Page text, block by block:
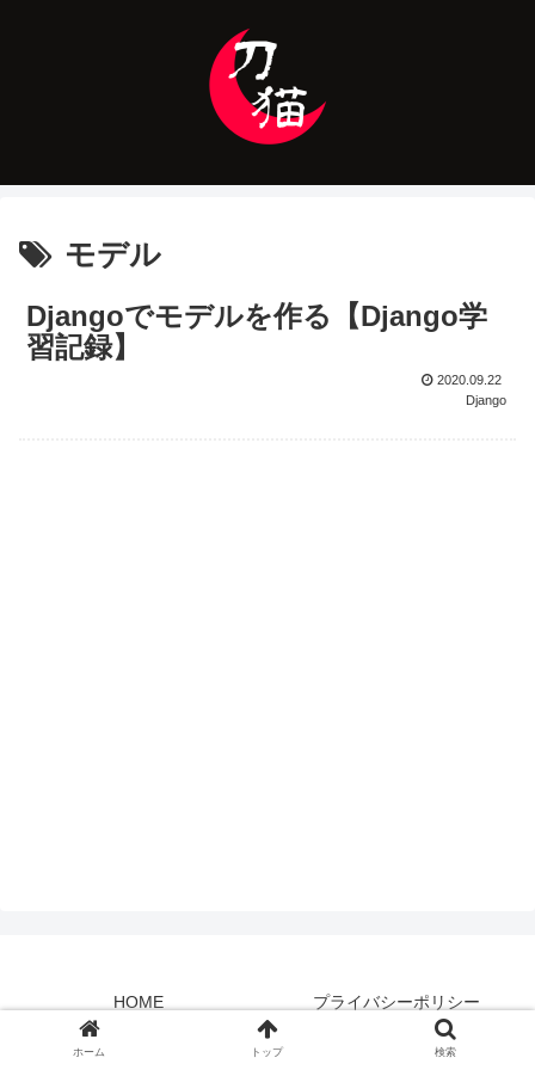
モデル
Djangoでモデルを作る【Django学
習記録】
2020.09.22
Django
HOME プライバシーポリシー
© 2020 Katana-Neko.
ホーム トップ 検索